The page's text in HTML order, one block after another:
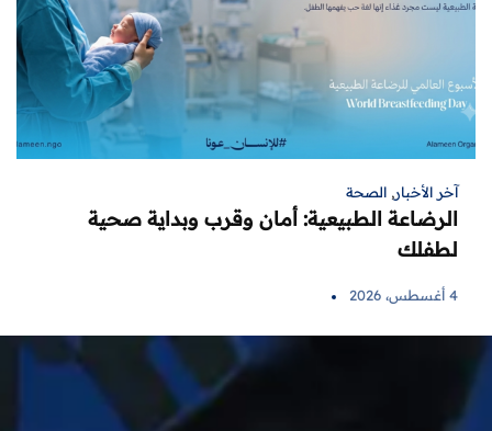
آخر الأخبار, الصحة
الرضاعة الطبيعية: أمان وقرب وبداية صحية
لطفلك
4 أغسطس، 2026